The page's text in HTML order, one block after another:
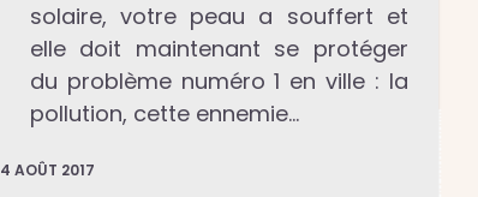
solaire, votre peau a souffert et
elle doit maintenant se protéger
du problème numéro 1 en ville : la
pollution, cette ennemie…
4 AOÛT 2017